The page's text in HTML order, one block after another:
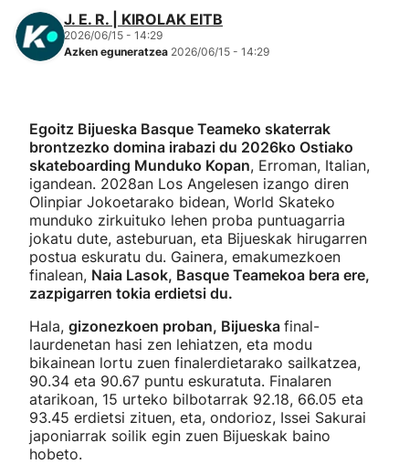
J. E. R. | KIROLAK EITB
2026/06/15 - 14:29
Azken eguneratzea 2026/06/15 - 14:29
Egoitz Bijueska Basque Teameko skaterrak
brontzezko domina irabazi du 2026ko Ostiako
skateboarding Munduko Kopan, Erroman, Italian,
igandean. 2028an Los Angelesen izango diren
Olinpiar Jokoetarako bidean, World Skateko
munduko zirkuituko lehen proba puntuagarria
jokatu dute, asteburuan, eta Bijueskak hirugarren
postua eskuratu du. Gainera, emakumezkoen
finalean, Naia Lasok, Basque Teamekoa bera ere,
zazpigarren tokia erdietsi du.
Hala, gizonezkoen proban, Bijueska final-
laurdenetan hasi zen lehiatzen, eta modu
bikainean lortu zuen finalerdietarako sailkatzea,
90.34 eta 90.67 puntu eskuratuta. Finalaren
atarikoan, 15 urteko bilbotarrak 92.18, 66.05 eta
93.45 erdietsi zituen, eta, ondorioz, Issei Sakurai
japoniarrak soilik egin zuen Bijueskak baino
hobeto.